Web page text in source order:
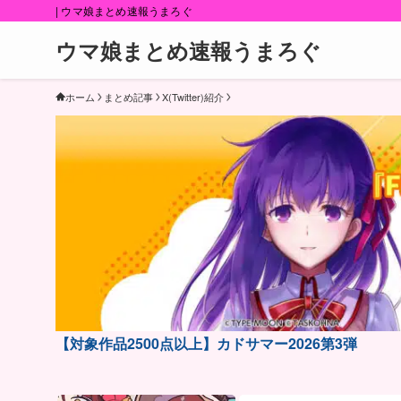
| ウマ娘まとめ速報うまろぐ
ウマ娘まとめ速報うまろぐ
ホーム まとめ記事 X(Twitter)紹介
【対象作品2500点以上】カドサマー2026第3弾